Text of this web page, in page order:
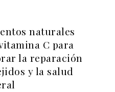
naturales
C para
la reparación
y la salud